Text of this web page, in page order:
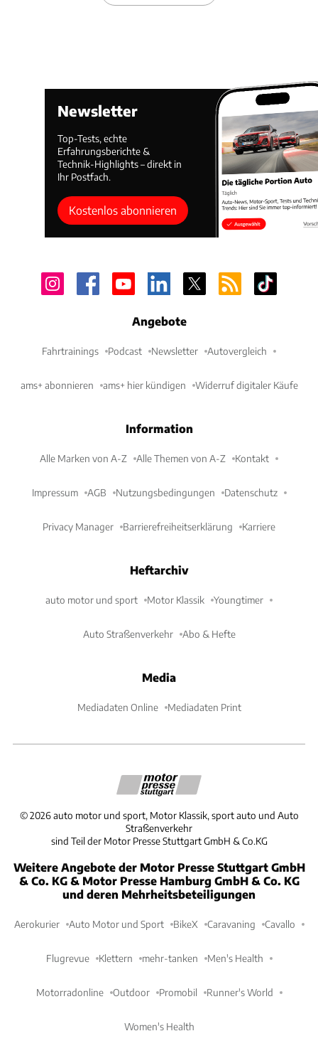
Newsletter
Top-Tests, echte
Erfahrungsberichte &
Technik-Highlights – direkt in
Ihr Postfach.
Kostenlos abonnieren
Angebote
Fahrtrainings Podcast Newsletter Autovergleich
ams+ abonnieren ams+ hier kündigen Widerruf digitaler Käufe
Information
Alle Marken von A-Z Alle Themen von A-Z Kontakt
Impressum AGB Nutzungsbedingungen Datenschutz
Privacy Manager Barrierefreiheitserklärung Karriere
Heftarchiv
auto motor und sport Motor Klassik Youngtimer
Auto Straßenverkehr Abo & Hefte
Media
Mediadaten Online Mediadaten Print
©2026 auto motor und sport, Motor Klassik, sport auto und Auto
Straßenverkehr
sind Teil der Motor Presse Stuttgart GmbH & Co.KG
Weitere Angebote der Motor Presse Stuttgart GmbH
& Co. KG & Motor Presse Hamburg GmbH & Co. KG
und deren Mehrheitsbeteiligungen
Aerokurier Auto Motor und Sport BikeX Caravaning Cavallo
Flugrevue Klettern mehr-tanken Men's Health
Motorradonline Outdoor Promobil Runner's World
Women's Health